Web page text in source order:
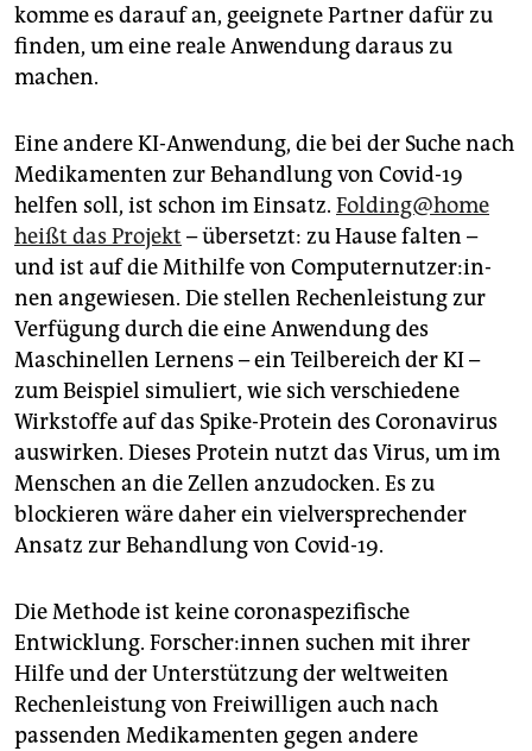
komme es darauf an, geeignete Partner dafür zu
finden, um eine reale Anwendung daraus zu
machen.
Eine andere KI-Anwendung, die bei der Suche nach
Medikamenten zur Behandlung von Covid-19
helfen soll, ist schon im Einsatz. Folding@home
heißt das Projekt – übersetzt: zu Hause falten –
und ist auf die Mithilfe von Com­pu­ter­nut­ze­r:in­
nen angewiesen. Die stellen Rechenleistung zur
Verfügung durch die eine Anwendung des
Maschinellen Lernens – ein Teilbereich der KI –
zum Beispiel simuliert, wie sich verschiedene
Wirkstoffe auf das Spike-Protein des Coronavirus
auswirken. Dieses Protein nutzt das Virus, um im
Menschen an die Zellen anzudocken. Es zu
blockieren wäre daher ein vielversprechender
Ansatz zur Behandlung von Covid-19.
Die Methode ist keine coronaspezifische
Entwicklung. For­sche­r:in­nen suchen mit ihrer
Hilfe und der Unterstützung der weltweiten
Rechenleistung von Freiwilligen auch nach
passenden Medikamenten gegen andere